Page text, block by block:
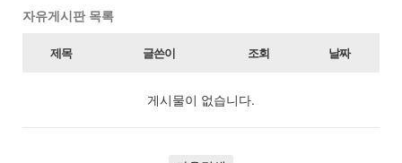
자유게시판 목록
제목 글쓴이 조회 날짜
게시물이 없습니다.